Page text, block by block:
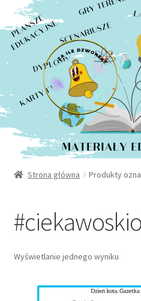
Przejdź
do
nawigacji
Przejdź
do
treści
Sklep
Moje konto
Kontakt
Strona główna Produkty
Wyświetlanie jednego wyniku